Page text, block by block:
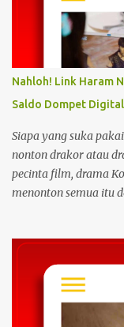
Nahloh! Link Haram
Saldo Dompet
Siapa yang suka
nonton drakor atau
pecinta film, drama
menonton semua itu
sepertinya harus
film, konser, drama,
bisa menjadi jalan
Pengalaman ini